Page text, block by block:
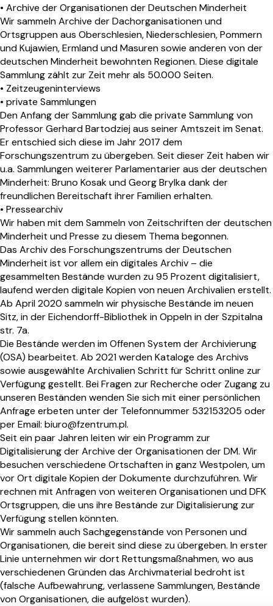
• Archive der Organisationen der Deutschen Minderheit
Wir sammeln Archive der Dachorganisationen und
Ortsgruppen aus Oberschlesien, Niederschlesien, Pommern
und Kujawien, Ermland und Masuren sowie anderen von der
deutschen Minderheit bewohnten Regionen. Diese digitale
Sammlung zählt zur Zeit mehr als 50.000 Seiten.
• Zeitzeugeninterviews
• private Sammlungen
Den Anfang der Sammlung gab die private Sammlung von
Professor Gerhard Bartodziej aus seiner Amtszeit im Senat.
Er entschied sich diese im Jahr 2017 dem
Forschungszentrum zu übergeben. Seit dieser Zeit haben wir
u.a. Sammlungen weiterer Parlamentarier aus der deutschen
Minderheit: Bruno Kosak und Georg Brylka dank der
freundlichen Bereitschaft ihrer Familien erhalten.
• Pressearchiv
Wir haben mit dem Sammeln von Zeitschriften der deutschen
Minderheit und Presse zu diesem Thema begonnen.
Das Archiv des Forschungszentrums der Deutschen
Minderheit ist vor allem ein digitales Archiv – die
gesammelten Bestände wurden zu 95 Prozent digitalisiert,
laufend werden digitale Kopien von neuen Archivalien erstellt.
Ab April 2020 sammeln wir physische Bestände im neuen
Sitz, in der Eichendorff-Bibliothek in Oppeln in der Szpitalna
str. 7a.
Die Bestände werden im Offenen System der Archivierung
(OSA) bearbeitet. Ab 2021 werden Kataloge des Archivs
sowie ausgewählte Archivalien Schritt für Schritt online zur
Verfügung gestellt. Bei Fragen zur Recherche oder Zugang zu
unseren Beständen wenden Sie sich mit einer persönlichen
Anfrage erbeten unter der Telefonnummer 532153205 oder
per Email: biuro@fzentrum.pl.
Seit ein paar Jahren leiten wir ein Programm zur
Digitalisierung der Archive der Organisationen der DM. Wir
besuchen verschiedene Ortschaften in ganz Westpolen, um
vor Ort digitale Kopien der Dokumente durchzuführen. Wir
rechnen mit Anfragen von weiteren Organisationen und DFK
Ortsgruppen, die uns ihre Bestände zur Digitalisierung zur
Verfügung stellen könnten.
Wir sammeln auch Sachgegenstände von Personen und
Organisationen, die bereit sind diese zu übergeben. In erster
Linie unternehmen wir dort Rettungsmaßnahmen, wo aus
verschiedenen Gründen das Archivmaterial bedroht ist
(falsche Aufbewahrung, verlassene Sammlungen, Bestände
von Organisationen, die aufgelöst wurden).